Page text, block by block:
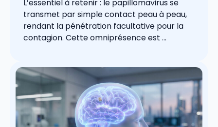
L’essentiel à retenir : le papillomavirus se
transmet par simple contact peau à peau,
rendant la pénétration facultative pour la
contagion. Cette omniprésence est ...